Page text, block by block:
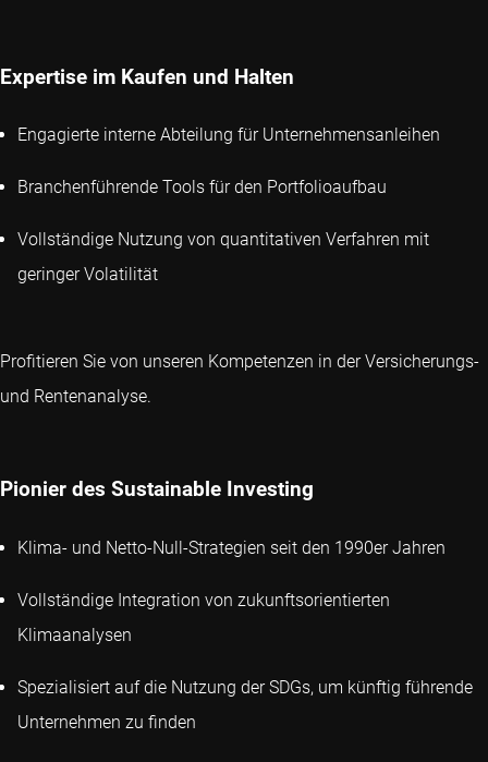
Expertise im Kaufen und Halten
Engagierte interne Abteilung für Unternehmensanleihen
Branchenführende Tools für den Portfolioaufbau
Vollständige Nutzung von quantitativen Verfahren mit
geringer Volatilität
Profitieren Sie von unseren Kompetenzen in der Versicherungs-
und Rentenanalyse.
Pionier des Sustainable Investing
Klima- und Netto-Null-Strategien seit den 1990er Jahren
Vollständige Integration von zukunftsorientierten
Klimaanalysen
Spezialisiert auf die Nutzung der SDGs, um künftig führende
Unternehmen zu finden